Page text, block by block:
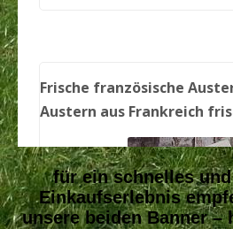
für ein schnelles
Einkaufserlebnis
unsere beiden Banner –